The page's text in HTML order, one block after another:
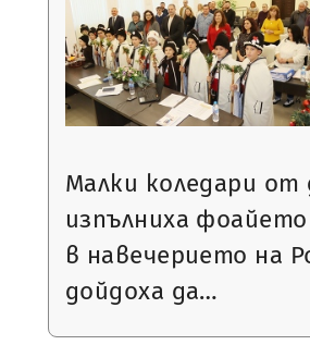
Малки коледари от
изпълниха
в навечерието на
дойдоха да…